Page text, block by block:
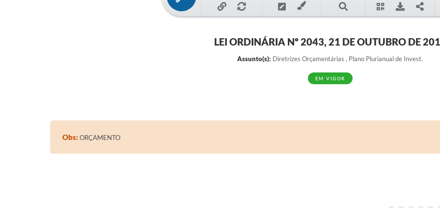
LEI ORDINÁRIA Nº 2043, 21 DE OUTUBRO DE
Assunto(s): Diretrizes Orçamentárias , Plano Plurianual de Invest.
EM VIGOR
Obs:ORÇAMENTO